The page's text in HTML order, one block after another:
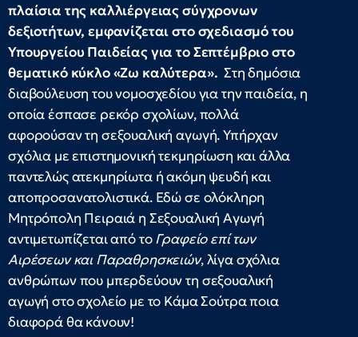
πλαίσια της καλλιέργειας σύγχρονων
δεξιοτήτων, εμφανίζεται στο σχεδιασμό του
Υπουργείου Παιδείας για το Σεπτέμβριο στο
θεματικό κύκλο «Ζω καλύτερα».Στη δημόσια
διαβούλευση του νομοσχεδίου για την παιδεία, η
οποία έσπασε ρεκόρ σχολίων, πολλά
αφορούσαν τη σεξουαλική αγωγή. Υπήρχαν
σχόλια με επιστημονική τεκμηρίωση και άλλα
παντελώς ατεκμηρίωτα ή ακόμη ψευδή και
αποπροσανατολιστικά. Εδώ σε ολόκληρη
Μητρόπολη Πειραιά η Σεξουαλική Αγωγή
αντιμετωπίζεται από τοΓραφείο επί των
Αιρέσεων και Παραθρησκειών, λίγα σχόλια
ανθρώπων που μπερδεύουν τη σεξουαλική
αγωγή στο σχολείο με το Κάμα Σούτρα ποια
διαφορά θα κάνουν!